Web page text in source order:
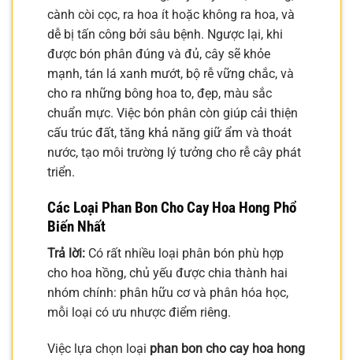
cành còi cọc, ra hoa ít hoặc không ra hoa, và
dễ bị tấn công bởi sâu bệnh. Ngược lại, khi
được bón phân đúng và đủ, cây sẽ khỏe
mạnh, tán lá xanh mướt, bộ rễ vững chắc, và
cho ra những bông hoa to, đẹp, màu sắc
chuẩn mực. Việc bón phân còn giúp cải thiện
cấu trúc đất, tăng khả năng giữ ẩm và thoát
nước, tạo môi trường lý tưởng cho rễ cây phát
triển.
Các Loại Phan Bon Cho Cay Hoa Hong Phổ
Biến Nhất
Trả lời: Có rất nhiều loại phân bón phù hợp
cho hoa hồng, chủ yếu được chia thành hai
nhóm chính: phân hữu cơ và phân hóa học,
mỗi loại có ưu nhược điểm riêng.
Việc lựa chọn loại phan bon cho cay hoa hong